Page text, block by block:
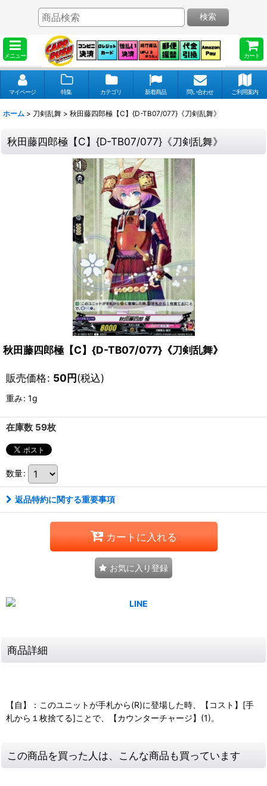
メニュー カート
検索
マイページ 特集 カテゴリ 新着商品 問い合わせ ご利用案内
ホーム > 刀剣乱舞 > 秋田藤四郎極【C】{D-TB07/077}《刀剣乱舞》
秋田藤四郎極【C】{D-TB07/077}《刀剣乱舞》
秋田藤四郎極【C】{D-TB07/077}《刀剣乱舞》
販売価格: 50円(税込)
重み: 1g
在庫数 59枚
数量:
返品特約に関する重要事項
カートに入れる
お気に入り登録
商品詳細
【自】：このユニットが手札から(R)に登場した時、【コスト】[手
札から１枚捨てる]ことで、【カウンターチャージ】(1)。
この商品を買った人は、こんな商品も買っています